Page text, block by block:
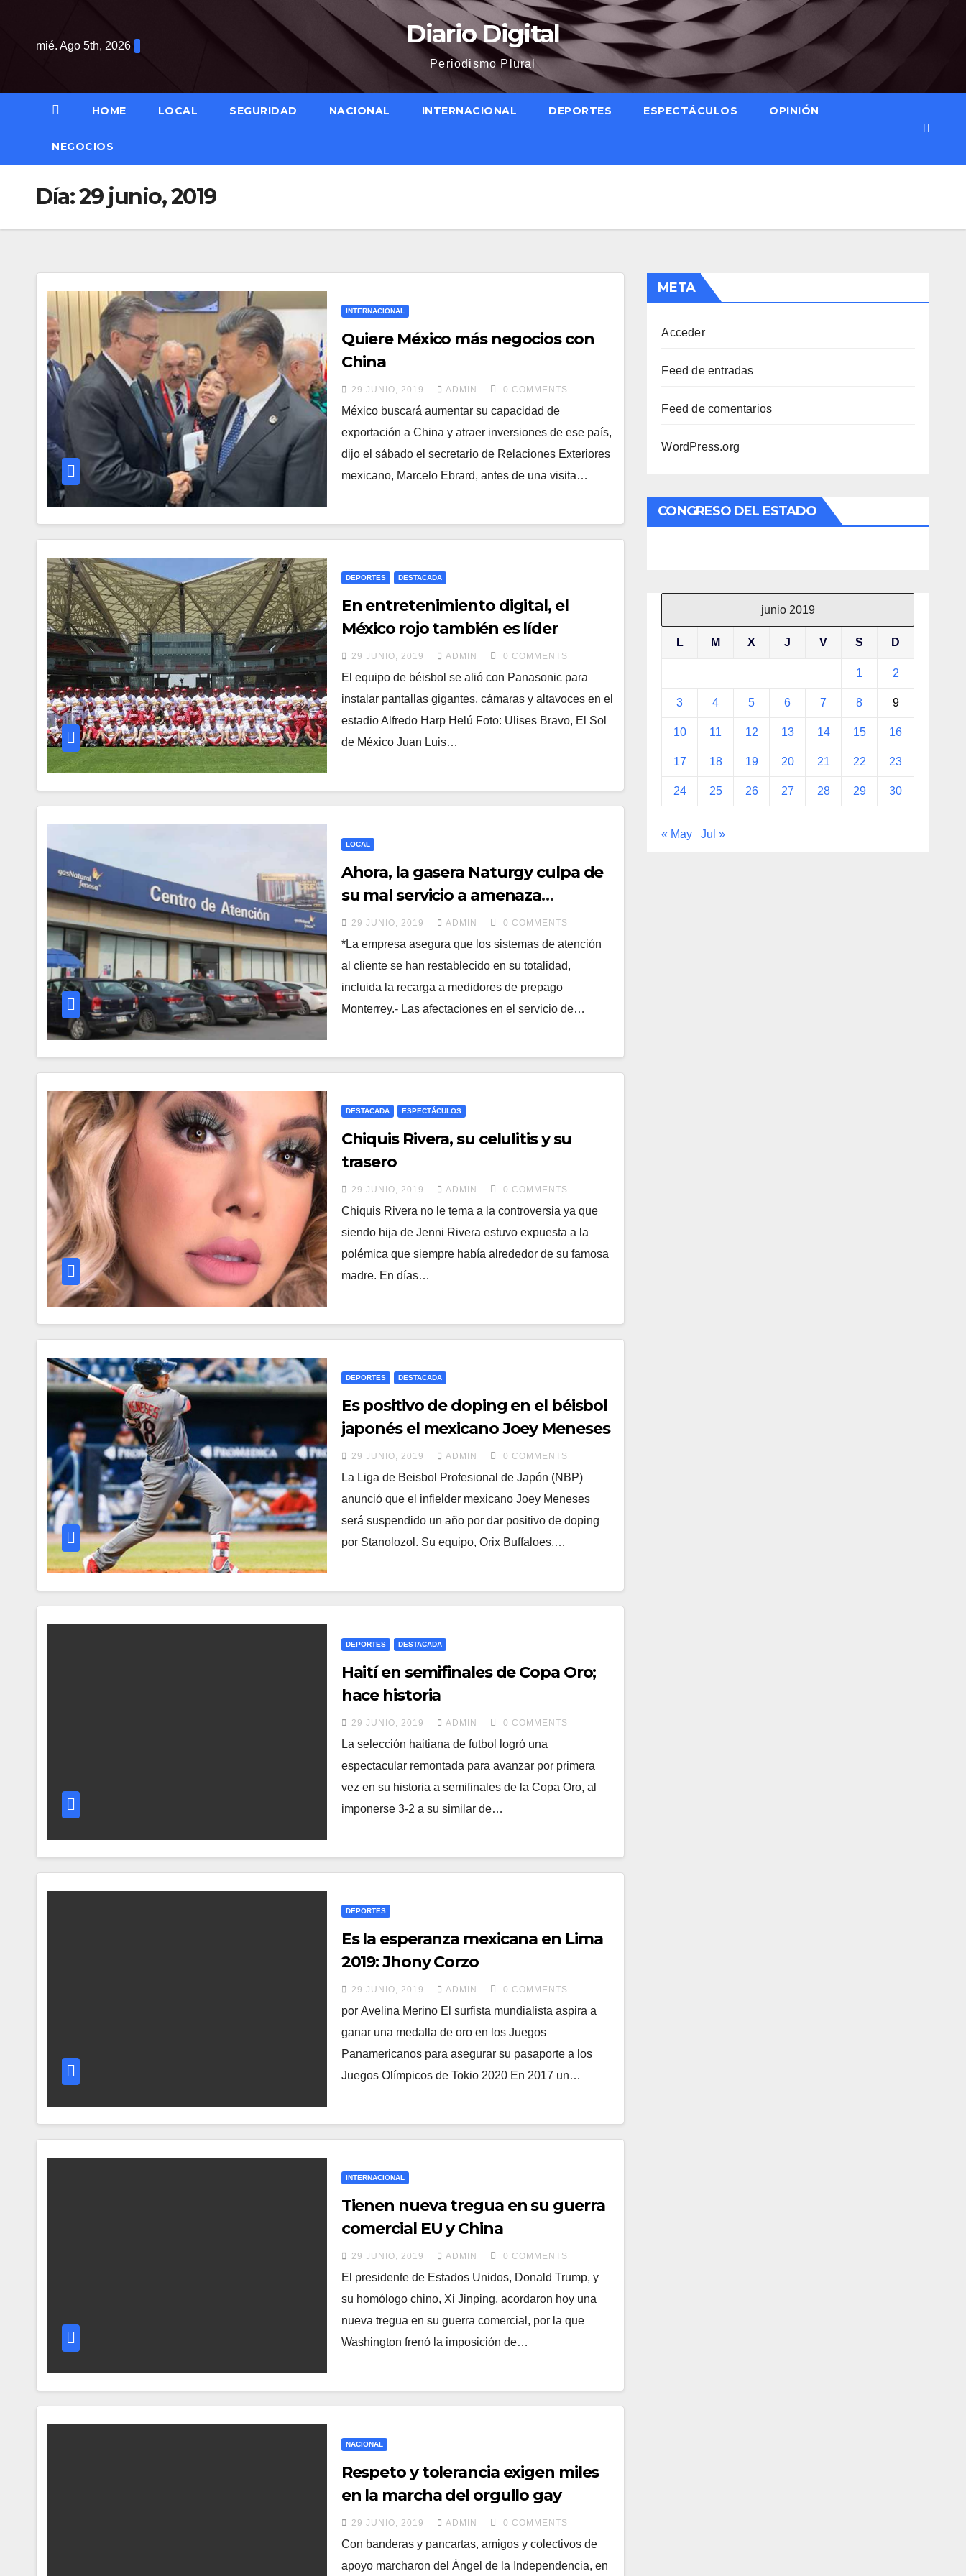
contenido
mié. Ago 5th, 2026 Diario Digital
Periodismo Plural
HOME LOCAL SEGURIDAD NACIONAL INTERNACIONAL DEPORTES ESPECTÁCULOS OPINIÓN
NEGOCIOS
Día:29 junio, 2019
INTERNACIONAL
Quiere México más negocios con
China
29 JUNIO, 2019 ADMIN 0 COMMENTS
México buscará aumentar su capacidad de
exportación a China y atraer inversiones de ese país,
dijo el sábado el secretario de Relaciones Exteriores
mexicano, Marcelo Ebrard, antes de una visita…
DEPORTES DESTACADA
En entretenimiento digital, el
México rojo también es líder
29 JUNIO, 2019 ADMIN 0 COMMENTS
El equipo de béisbol se alió con Panasonic para
instalar pantallas gigantes, cámaras y altavoces en el
estadio Alfredo Harp Helú Foto: Ulises Bravo, El Sol
de México Juan Luis…
LOCAL
Ahora, la gasera Naturgy culpa de
su mal servicio a amenaza
informática
29 JUNIO, 2019 ADMIN 0 COMMENTS
*La empresa asegura que los sistemas de atención
al cliente se han restablecido en su totalidad,
incluida la recarga a medidores de prepago
Monterrey.- Las afectaciones en el servicio de…
DESTACADA ESPECTÁCULOS
Chiquis Rivera, su celulitis y su
trasero
29 JUNIO, 2019 ADMIN 0 COMMENTS
Chiquis Rivera no le tema a la controversia ya que
siendo hija de Jenni Rivera estuvo expuesta a la
polémica que siempre había alrededor de su famosa
madre. En días…
DEPORTES DESTACADA
Es positivo de doping en el béisbol
japonés el mexicano Joey Meneses
29 JUNIO, 2019 ADMIN 0 COMMENTS
La Liga de Beisbol Profesional de Japón (NBP)
anunció que el infielder mexicano Joey Meneses
será suspendido un año por dar positivo de doping
por Stanolozol. Su equipo, Orix Buffaloes,…
DEPORTES DESTACADA
Haití en semifinales de Copa Oro;
hace historia
29 JUNIO, 2019 ADMIN 0 COMMENTS
La selección haitiana de futbol logró una
espectacular remontada para avanzar por primera
vez en su historia a semifinales de la Copa Oro, al
imponerse 3-2 a su similar de…
DEPORTES
Es la esperanza mexicana en Lima
2019: Jhony Corzo
29 JUNIO, 2019 ADMIN 0 COMMENTS
por Avelina Merino El surfista mundialista aspira a
ganar una medalla de oro en los Juegos
Panamericanos para asegurar su pasaporte a los
Juegos Olímpicos de Tokio 2020 En 2017 un…
INTERNACIONAL
Tienen nueva tregua en su guerra
comercial EU y China
29 JUNIO, 2019 ADMIN 0 COMMENTS
El presidente de Estados Unidos, Donald Trump, y
su homólogo chino, Xi Jinping, acordaron hoy una
nueva tregua en su guerra comercial, por la que
Washington frenó la imposición de…
NACIONAL
Respeto y tolerancia exigen miles
en la marcha del orgullo gay
29 JUNIO, 2019 ADMIN 0 COMMENTS
Con banderas y pancartas, amigos y colectivos de
apoyo marcharon del Ángel de la Independencia, en
META
Acceder
Feed de entradas
Feed de comentarios
WordPress.org
CONGRESO DEL ESTADO
junio 2019
L M X J V S D
1 2
3 4 5 6 7 8 9
10 11 12 13 14 15 16
17 18 19 20 21 22 23
24 25 26 27 28 29 30
« May Jul »